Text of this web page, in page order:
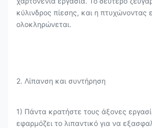
κύλινδρος πίεσης, και η πτυχώνοντας
ολοκληρώνεται.
2. Λίπανση και συντήρηση
1) Πάντα κρατήστε τους άξονες
εφαρμόζει το λιπαντικό για να